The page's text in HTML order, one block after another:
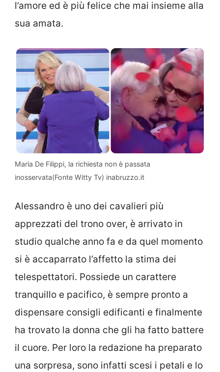
l’amore ed è più felice che mai insieme alla
sua amata.
Maria De Filippi, la richiesta non è passata
inosservata(Fonte Witty Tv) inabruzzo.it
Alessandro è uno dei cavalieri più
apprezzati del trono over, è arrivato in
studio qualche anno fa e da quel momento
si è accaparrato l’affetto la stima dei
telespettatori. Possiede un carattere
tranquillo e pacifico, è sempre pronto a
dispensare consigli edificanti e finalmente
ha trovato la donna che gli ha fatto battere
il cuore. Per loro la redazione ha preparato
una sorpresa, sono infatti scesi i petali e lo